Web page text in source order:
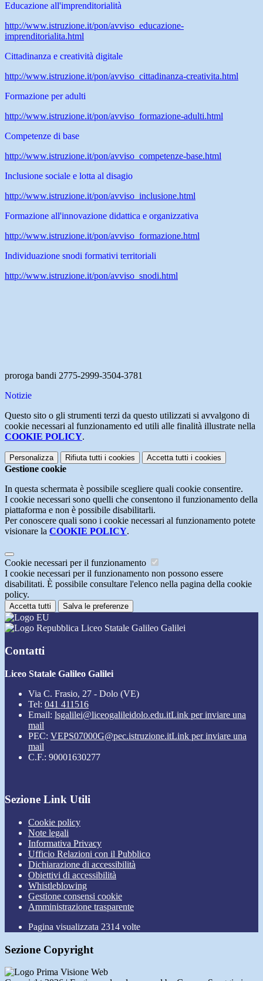
Educazione all'imprenditorialità
http://www.istruzione.it/pon/avviso_educazione-
imprenditorialita.html
Cittadinanza e creatività digitale
http://www.istruzione.it/pon/avviso_cittadinanza-creativita.html
Formazione per adulti
http://www.istruzione.it/pon/avviso_formazione-adulti.html
Competenze di base
http://www.istruzione.it/pon/avviso_competenze-base.html
Inclusione sociale e lotta al disagio
http://www.istruzione.it/pon/avviso_inclusione.html
Formazione all'innovazione didattica e organizzativa
http://www.istruzione.it/pon/avviso_formazione.html
Individuazione snodi formativi territoriali
http://www.istruzione.it/pon/avviso_snodi.html
proroga bandi 2775-2999-3504-3781
Notizie
Questo sito o gli strumenti terzi da questo utilizzati si avvalgono di
cookie necessari al funzionamento ed utili alle finalità illustrate nella
COOKIE POLICY.
Personalizza Rifiuta tutti i cookies Accetta tutti i cookies
Gestione cookie
In questa schermata è possibile scegliere quali cookie consentire.
I cookie necessari sono quelli che consentono il funzionamento della
piattaforma e non è possibile disabilitarli.
Per conoscere quali sono i cookie necessari al funzionamento potete
visionare la COOKIE POLICY.
Cookie necessari per il funzionamento
I cookie necessari per il funzionamento non possono essere
disabilitati. È possibile consultare l'elenco nella pagina della cookie
policy.
Accetta tutti Salva le preferenze
Liceo Statale Galileo Galilei
Contatti
Liceo Statale Galileo Galilei
Via C. Frasio, 27 - Dolo (VE)
Tel: 041 411516
Email: lsgalilei@liceogalileidolo.edu.itLink per inviare una
mail
PEC: VEPS07000G@pec.istruzione.itLink per inviare una
mail
C.F.: 90001630277
Sezione Link Utili
Cookie policy
Note legali
Informativa Privacy
Ufficio Relazioni con il Pubblico
Dichiarazione di accessibilità
Obiettivi di accessibilità
Whistleblowing
Gestione consensi cookie
Amministrazione trasparente
Pagina visualizzata 2314 volte
Sezione Copyright